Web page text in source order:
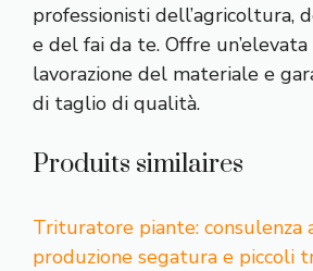
professionisti dell’agricoltura,
e del fai da te. Offre
lavorazione del materiale e
di taglio di qualità.
Produits similaires
Trituratore piante: consulenza
produzione segatura e piccoli